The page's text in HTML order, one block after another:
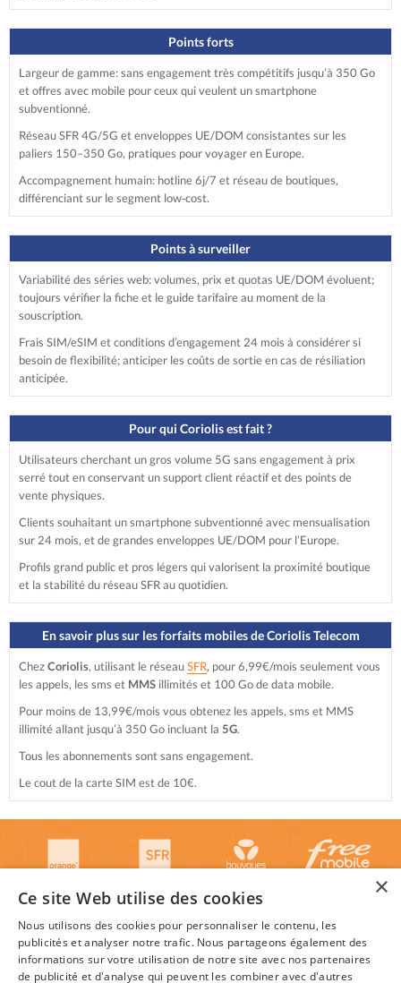
Points forts
Largeur de gamme: sans engagement très compétitifs jusqu’à 350 Go
et offres avec mobile pour ceux qui veulent un smartphone
subventionné.
Réseau SFR 4G/5G et enveloppes UE/DOM consistantes sur les
paliers 150–350 Go, pratiques pour voyager en Europe.
Accompagnement humain: hotline 6j/7 et réseau de boutiques,
différenciant sur le segment low‑cost.
Points à surveiller
Variabilité des séries web: volumes, prix et quotas UE/DOM évoluent;
toujours vérifier la fiche et le guide tarifaire au moment de la
souscription.
Frais SIM/eSIM et conditions d’engagement 24 mois à considérer si
besoin de flexibilité; anticiper les coûts de sortie en cas de résiliation
anticipée.
Pour qui Coriolis est fait ?
Utilisateurs cherchant un gros volume 5G sans engagement à prix
serré tout en conservant un support client réactif et des points de
vente physiques.
Clients souhaitant un smartphone subventionné avec mensualisation
sur 24 mois, et de grandes enveloppes UE/DOM pour l’Europe.
Profils grand public et pros légers qui valorisent la proximité boutique
et la stabilité du réseau SFR au quotidien.
En savoir plus sur les forfaits mobiles de Coriolis Telecom
ChezCoriolis, utilisant le réseauSFR, pour 6,99€/mois seulement vous
les appels, les sms et MMS illimités et 100 Go de data mobile.
Pour moins de 13,99€/mois vous obtenez les appels, sms et MMS
illimité allant jusqu’à 350 Go incluant la 5G.
Tous les abonnements sont sans engagement.
Le cout de la carte SIM est de 10€.
×
Ce site Web utilise des cookies
Nous utilisons des cookies pour personnaliser le contenu, les
publicités et analyser notre trafic. Nous partageons également des
informations sur votre utilisation de notre site avec nos partenaires
de publicité et d'analyse qui peuvent les combiner avec d'autres